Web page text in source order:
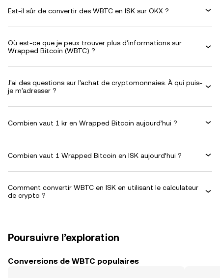
Est-il sûr de convertir des WBTC en ISK sur OKX ?
Où est-ce que je peux trouver plus d'informations sur
Wrapped Bitcoin (WBTC) ?
J'ai des questions sur l'achat de cryptomonnaies. À qui puis-
je m'adresser ?
Combien vaut 1 kr en Wrapped Bitcoin aujourd’hui ?
Combien vaut 1 Wrapped Bitcoin en ISK aujourd’hui ?
Comment convertir WBTC en ISK en utilisant le calculateur
de crypto ?
Poursuivre l’exploration
Conversions de WBTC populaires